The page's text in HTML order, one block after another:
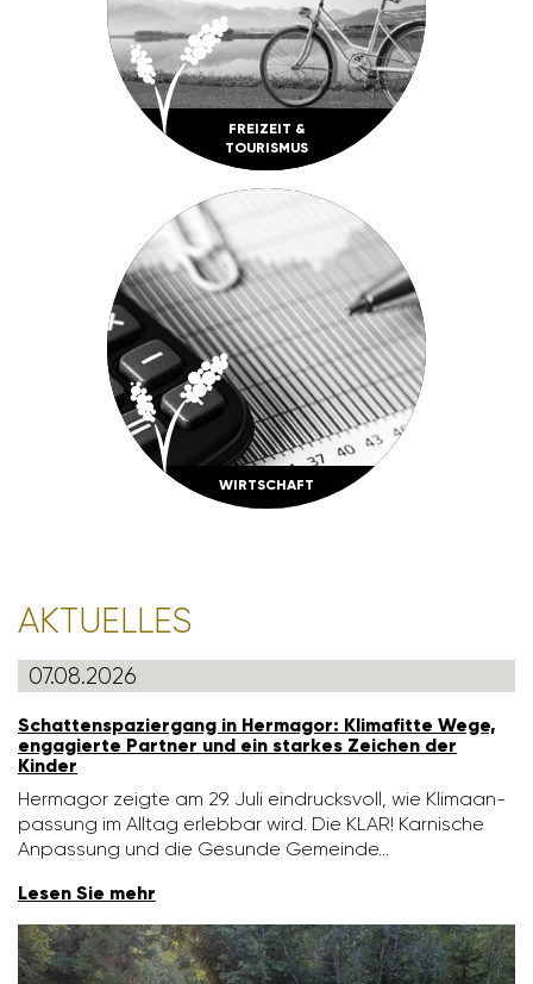
FREI­ZEIT &
TOURISMUS
WIRT­SCHAFT
AKTU­ELLES
07.08.2026
Schat­ten­spa­zier­gang in Hermagor: Klima­fitte Wege,
enga­gierte Partner und ein starkes Zeichen der
Kinder
Hermagor zeigte am 29. Juli eindrucks­voll, wie Klima­an­
pas­sung im Alltag erlebbar wird. Die KLAR! Karni­sche
Anpas­sung und die Gesunde Gemeinde…
Lesen Sie mehr